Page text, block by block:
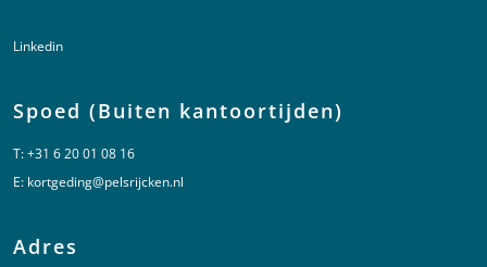
Linkedin
Spoed (Buiten kantoortijden)
T:+31 6 20 01 08 16
E: kortgeding@pelsrijcken.nl
Adres